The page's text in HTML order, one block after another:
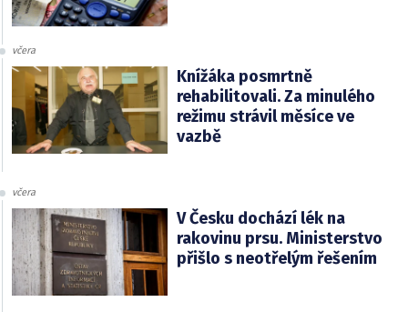
včera
Knížáka posmrtně
rehabilitovali. Za minulého
režimu strávil měsíce ve
vazbě
včera
V Česku dochází lék na
rakovinu prsu. Ministerstvo
přišlo s neotřelým řešením